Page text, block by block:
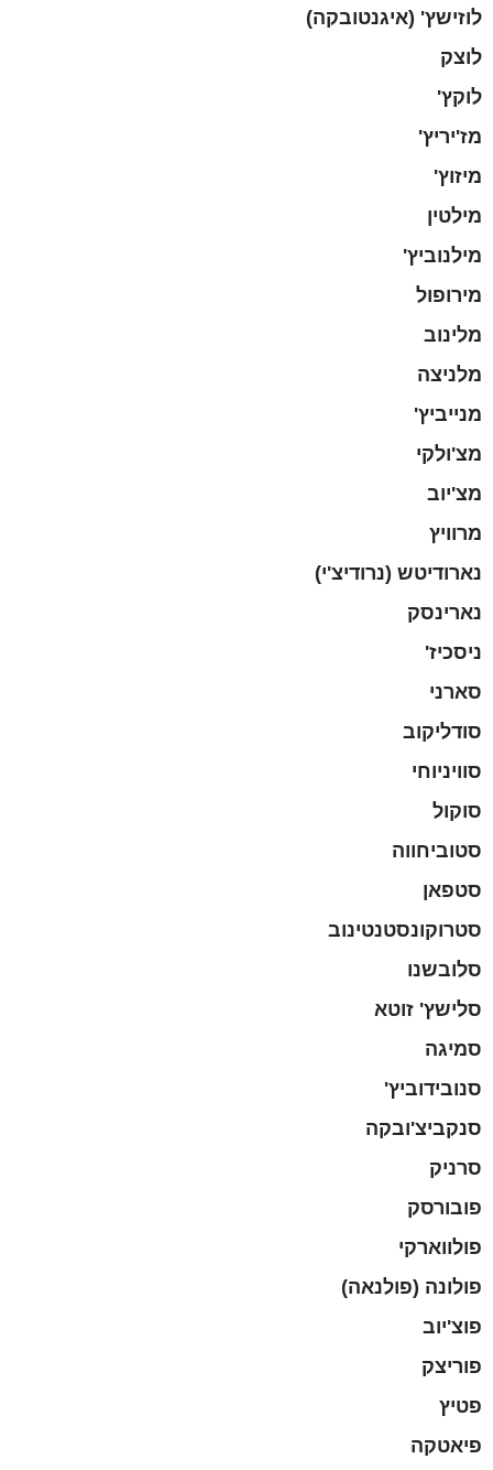
לוזישץ' (איגנטובקה)
לוצק
לוקץ'
מז'יריץ'
מיזוץ'
מילטין
מילנוביץ'
מירופול
מלינוב
מלניצה
מנייביץ'
מצ'ולקי
מצ'יוב
מרוויץ
נארודיטש (נרודיצ'י)
נארינסק
ניסכיז'
סארני
סודליקוב
סוויניוחי
סוקול
סטוביחווה
סטפאן
סטרוקונסטנטינוב
סלובשנו
סלישץ' זוטא
סמיגה
סנובידוביץ'
סנקביצ'ובקה
סרניק
פובורסק
פולווארקי
פולונה (פולנאה)
פוצ'יוב
פוריצק
פטיץ
פיאטקה